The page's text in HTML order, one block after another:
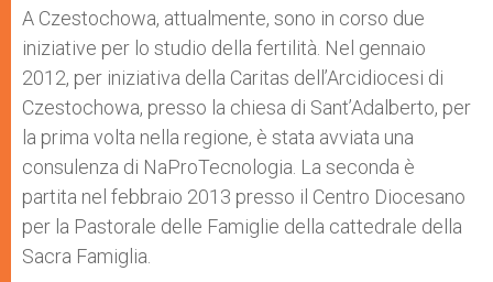
A Czestochowa, attualmente, sono in corso due
iniziative per lo studio della fertilità. Nel gennaio
2012, per iniziativa della Caritas dell’Arcidiocesi di
Czestochowa, presso la chiesa di Sant’Adalberto, per
la prima volta nella regione, è stata avviata una
consulenza di NaProTecnologia. La seconda è
partita nel febbraio 2013 presso il Centro Diocesano
per la Pastorale delle Famiglie della cattedrale della
Sacra Famiglia.